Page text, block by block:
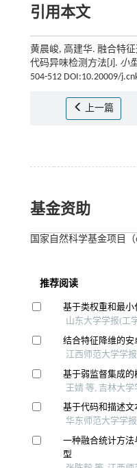
引用本文
黄晨峻, 高建华. 融合特
代码异味检测方法[J]. 小
504-512 DOI:10.20009/
上一篇
基金资助
国家自然科学基金项目（